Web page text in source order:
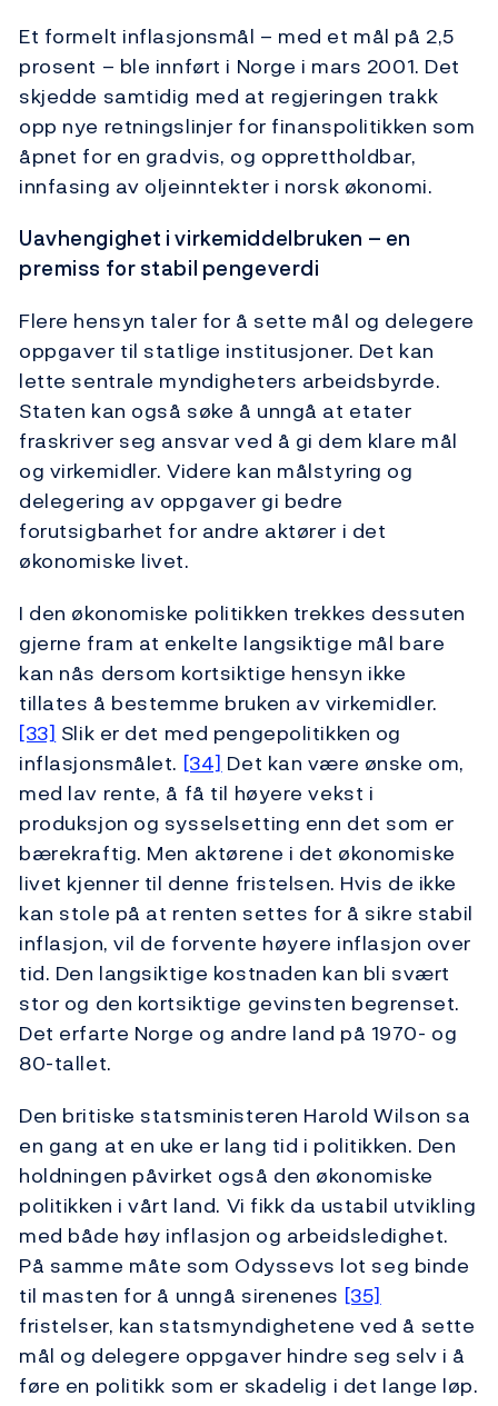
Et formelt inflasjonsmål – med et mål på 2,5
prosent – ble innført i Norge i mars 2001. Det
skjedde samtidig med at regjeringen trakk
opp nye retningslinjer for finanspolitikken som
åpnet for en gradvis, og opprettholdbar,
innfasing av oljeinntekter i norsk økonomi.
Uavhengighet i virkemiddelbruken – en
premiss for stabil pengeverdi
Flere hensyn taler for å sette mål og delegere
oppgaver til statlige institusjoner. Det kan
lette sentrale myndigheters arbeidsbyrde.
Staten kan også søke å unngå at etater
fraskriver seg ansvar ved å gi dem klare mål
og virkemidler. Videre kan målstyring og
delegering av oppgaver gi bedre
forutsigbarhet for andre aktører i det
økonomiske livet.
I den økonomiske politikken trekkes dessuten
gjerne fram at enkelte langsiktige mål bare
kan nås dersom kortsiktige hensyn ikke
tillates å bestemme bruken av virkemidler.
[33] Slik er det med pengepolitikken og
inflasjonsmålet. [34] Det kan være ønske om,
med lav rente, å få til høyere vekst i
produksjon og sysselsetting enn det som er
bærekraftig. Men aktørene i det økonomiske
livet kjenner til denne fristelsen. Hvis de ikke
kan stole på at renten settes for å sikre stabil
inflasjon, vil de forvente høyere inflasjon over
tid. Den langsiktige kostnaden kan bli svært
stor og den kortsiktige gevinsten begrenset.
Det erfarte Norge og andre land på 1970- og
80-tallet.
Den britiske statsministeren Harold Wilson sa
en gang at en uke er lang tid i politikken. Den
holdningen påvirket også den økonomiske
politikken i vårt land. Vi fikk da ustabil utvikling
med både høy inflasjon og arbeidsledighet.
På samme måte som Odyssevs lot seg binde
til masten for å unngå sirenenes [35]
fristelser, kan statsmyndighetene ved å sette
mål og delegere oppgaver hindre seg selv i å
føre en politikk som er skadelig i det lange løp.